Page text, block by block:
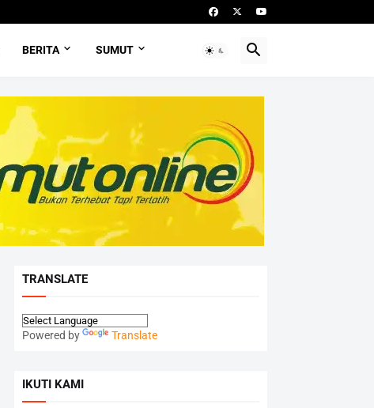
BERITA SUMUT
TRANSLATE
Powered by Translate
IKUTI KAMI